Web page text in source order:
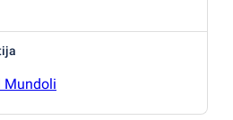
Mundoli